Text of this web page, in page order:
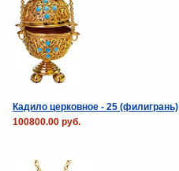
Кадило церковное - 25 (филигрань)
100800.00 руб.